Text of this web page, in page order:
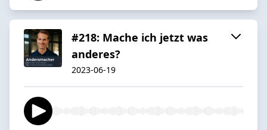
#218: Mache ich jetzt was
anderes?
2023-06-19